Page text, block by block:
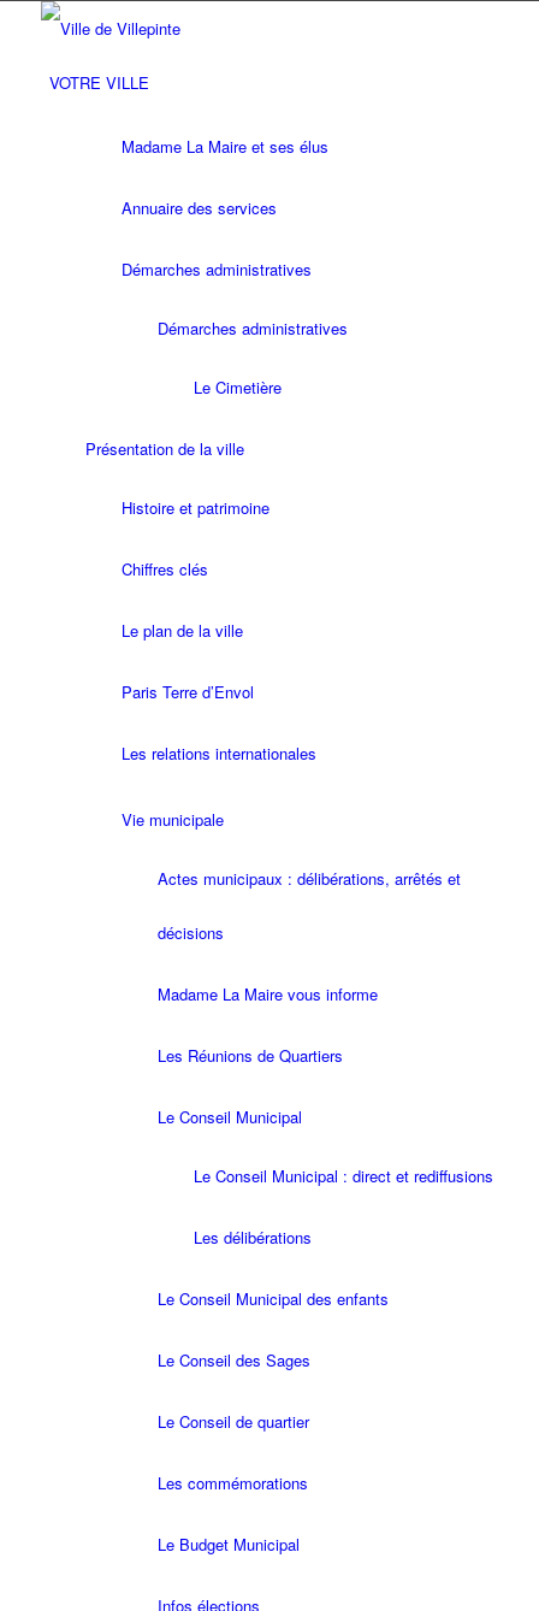
VOTRE VILLE
Madame La Maire et ses élus
Annuaire des services
Démarches administratives
Démarches administratives
Le Cimetière
Présentation de la ville
Histoire et patrimoine
Chiffres clés
Le plan de la ville
Paris Terre d’Envol
Les relations internationales
Vie municipale
Actes municipaux : délibérations, arrêtés et
décisions
Madame La Maire vous informe
Les Réunions de Quartiers
Le Conseil Municipal
Le Conseil Municipal : direct et rediffusions
Les délibérations
Le Conseil Municipal des enfants
Le Conseil des Sages
Le Conseil de quartier
Les commémorations
Le Budget Municipal
Infos élections